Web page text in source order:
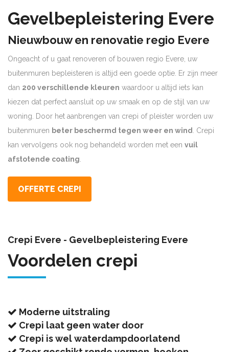
Gevelbepleistering Evere
Nieuwbouw en renovatie regio Evere
Ongeacht of u gaat renoveren of bouwen regio Evere, uw
buitenmuren bepleisteren is altijd een goede optie. Er zijn meer
dan 200 verschillende kleuren waardoor u altijd iets kan
kiezen dat perfect aansluit op uw smaak en op de stijl van uw
woning. Door het aanbrengen van crepi of pleister worden uw
buitenmuren beter beschermd tegen weer en wind. Crepi
kan vervolgens ook nog behandeld worden met een vuil
afstotende coating.
OFFERTE CREPI
Crepi Evere - Gevelbepleistering Evere
Voordelen crepi
Moderne uitstraling
Crepi laat geen water door
Crepi is wel waterdampdoorlatend